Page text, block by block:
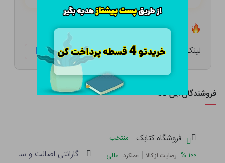
تعداد ۱ عدد در انبار موجود است
لینک کوتاه: ketabtala.com/sbp-33169
فروشندگان این کالا
فروشگاه کتابک
منتخب
۱۰۰ % رضایت از کالا | عملکرد عالی گارانتی اصالت و سلامت